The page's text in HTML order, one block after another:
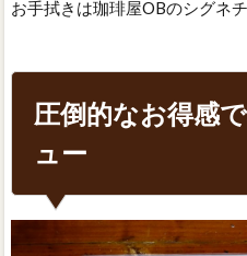
お手拭きは珈琲屋OBのシグネ
圧倒的なお得感
ュー